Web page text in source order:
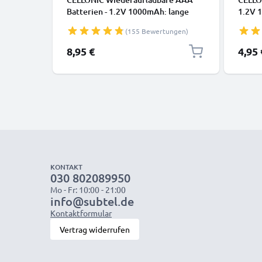
Batterien - 1.2V 1000mAh: lange
Fernbedienung Telefon Babyphone
Solarlampe - Akkubatterie:
aufladbare NiMH Akku AAA Micro
(155 Bewertungen)
8,95 €
1.2V
4,95
KONTAKT
030 802089950
Mo - Fr: 10:00 - 21:00
info@subtel.de
Kontaktformular
Vertrag widerrufen